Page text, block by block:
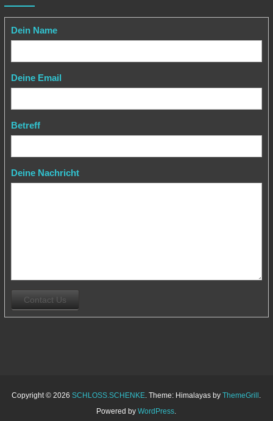
Dein Name
Deine Email
Betreff
Deine Nachricht
Copyright © 2026SCHLOSS.SCHENKE. Theme: Himalayas byThemeGrill .
Powered byWordPress.